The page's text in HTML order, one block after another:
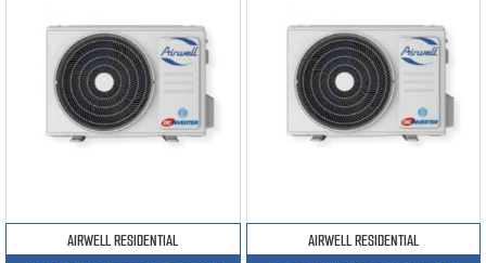
AIRWELL RESIDENTIAL AIRWELL RESIDENTIAL